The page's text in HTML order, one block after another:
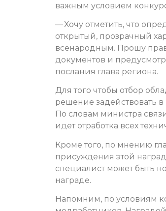
важным условием
— Хочу отметить, что
открытый, прозрачный
всенародным. Прошу
документов и
послания глава региона.
Для того чтобы отбор
решение задействовать
По словам министра
идет отработка всех
Кроме того, по мнению
присуждения этой
специалист может быть
награде.
Напомним, по условиям